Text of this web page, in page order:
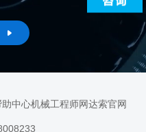

助中心机械工程师网达索官网